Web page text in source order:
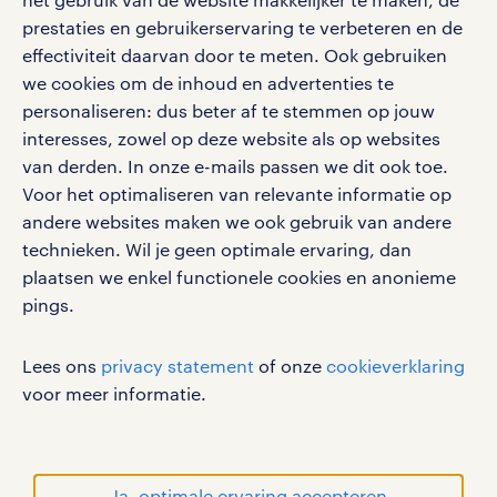
prestaties en gebruikerservaring te verbeteren en de
effectiviteit daarvan door te meten. Ook gebruiken
we cookies om de inhoud en advertenties te
personaliseren: dus beter af te stemmen op jouw
interesses, zowel op deze website als op websites
van derden. In onze e-mails passen we dit ook toe.
Voor het optimaliseren van relevante informatie op
andere websites maken we ook gebruik van andere
technieken. Wil je geen optimale ervaring, dan
plaatsen we enkel functionele cookies en anonieme
pings.
Lees ons privacy statement of onze cookieverklaring
voor meer informatie.
bruto-netto calculator
klachten en misstanden
apple app store
google play store
social media
Volg ons voor de leukste content omtrent
vacatures, solliciteren en inspiratie.
werken bij randstad